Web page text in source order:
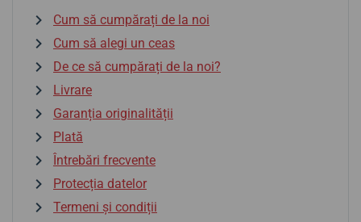
Cum să cumpărați de la noi
Cum să alegi un ceas
De ce să cumpărați de la noi?
Livrare
Garanția originalității
Plată
Întrebări frecvente
Protecția datelor
Termeni și condiții